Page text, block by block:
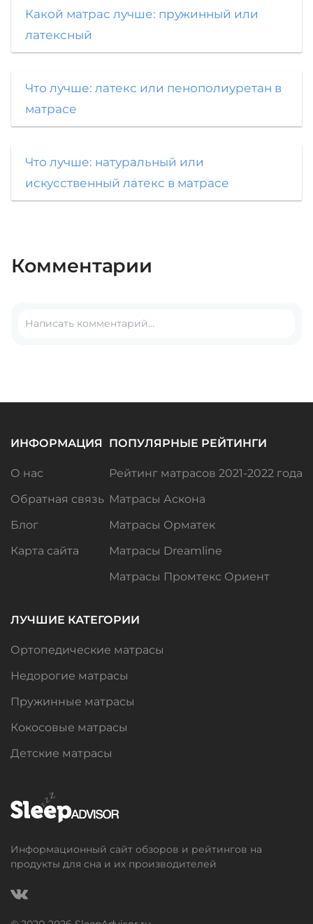
Какой матрас лучше: пружинный или
латексный
Что лучше: латекс или пенополиуретан в
матрасе
Что лучше: натуральный или
искусственный латекс в матрасе
Комментарии
Информационный сайт обзоров и рейтингов на
продукты для сна и их производителей
ИНФОРМАЦИЯ
О нас
Обратная связь
Блог
Карта сайта
ПОПУЛЯРНЫЕ РЕЙТИНГИ
Рейтинг матрасов 2021-2022 года
Матрасы Аскона
Матрасы Орматек
Матрасы Dreamline
Матрасы Промтекс Ориент
ЛУЧШИЕ КАТЕГОРИИ
Ортопедические матрасы
Недорогие матрасы
Пружинные матрасы
Кокосовые матрасы
Детские матрасы